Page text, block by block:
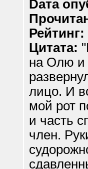
Dата
Рейтинг:
Цитата:
на Олю и
лицо. И
мой рот
и часть
член.